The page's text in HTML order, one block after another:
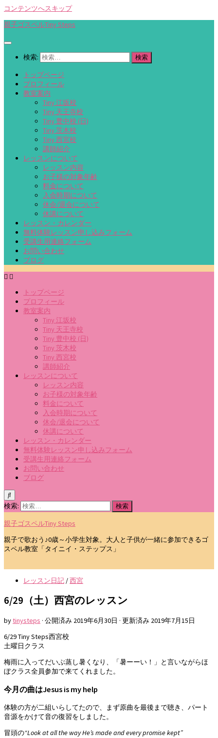
コンテンツへスキップ
親子ゴスペルTiny Steps
検索:
トップページ
プロフィール
教室案内
Tiny 江坂校
Tiny 天王寺校
Tiny 豊中校 (日)
Tiny 茨木校
Tiny 西宮校
講師紹介
レッスンについて
レッスン内容
お子様の対象年齢
料金について
入会時期について
休会/退会について
休講について
レッスン・カレンダー
無料体験レッスン申し込みフォーム
受講生用連絡フォーム
お問い合わせ
ブログ
トップページ
プロフィール
教室案内
Tiny 江坂校
Tiny 天王寺校
Tiny 豊中校 (日)
Tiny 茨木校
Tiny 西宮校
講師紹介
レッスンについて
レッスン内容
お子様の対象年齢
料金について
入会時期について
休会/退会について
休講について
レッスン・カレンダー
無料体験レッスン申し込みフォーム
受講生用連絡フォーム
お問い合わせ
ブログ
検索:
親子ゴスペルTiny Steps
親子で歌おう♪0歳～小学生対象。大人と子供が一緒に参加できるゴ
スペル教室「タイニイ・ステップス」
レッスン日記 /西宮
6/29（土）西宮のレッスン
bytinysteps · 公開済み 2019年6月30日 · 更新済み 2019年7月15日
6/29 Tiny Steps西宮校
土曜日クラス
梅雨に入ってだいぶ蒸し暑くなり、「暑ーーい！」と言いながらほ
ぼクラス全員参加で来てくれました。
今月の曲はJesus is my help
体験の方が二組いらしてたので、まず原曲を最後まで聴き、パート
音源をかけて音の復習をしました。
冒頭の“Look at all the way He’s made and every promise kept”